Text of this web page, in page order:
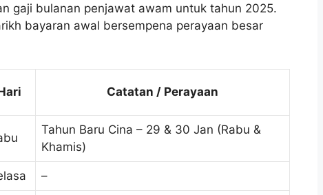
gaji bulanan penjawat awam untuk tahun 2025.
bayaran awal bersempena perayaan besar
Catatan / Perayaan
Tahun Baru Cina – 29 & 30 Jan (Rabu &
Khamis)
–